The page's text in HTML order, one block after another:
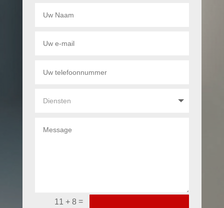
11 + 8 =